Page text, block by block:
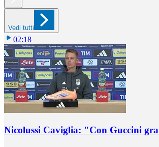
Vedi tutti
02:18
Nicolussi Caviglia: "Con Guccini